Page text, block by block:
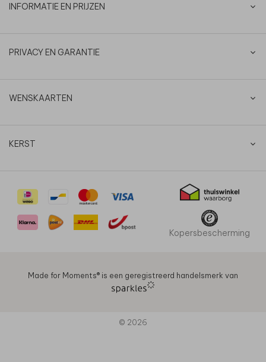
INFORMATIE EN PRIJZEN
PRIVACY EN GARANTIE
WENSKAARTEN
KERST
Kopersbescherming
Made for Moments®️ is een geregistreerd handelsmerk van
© 2026